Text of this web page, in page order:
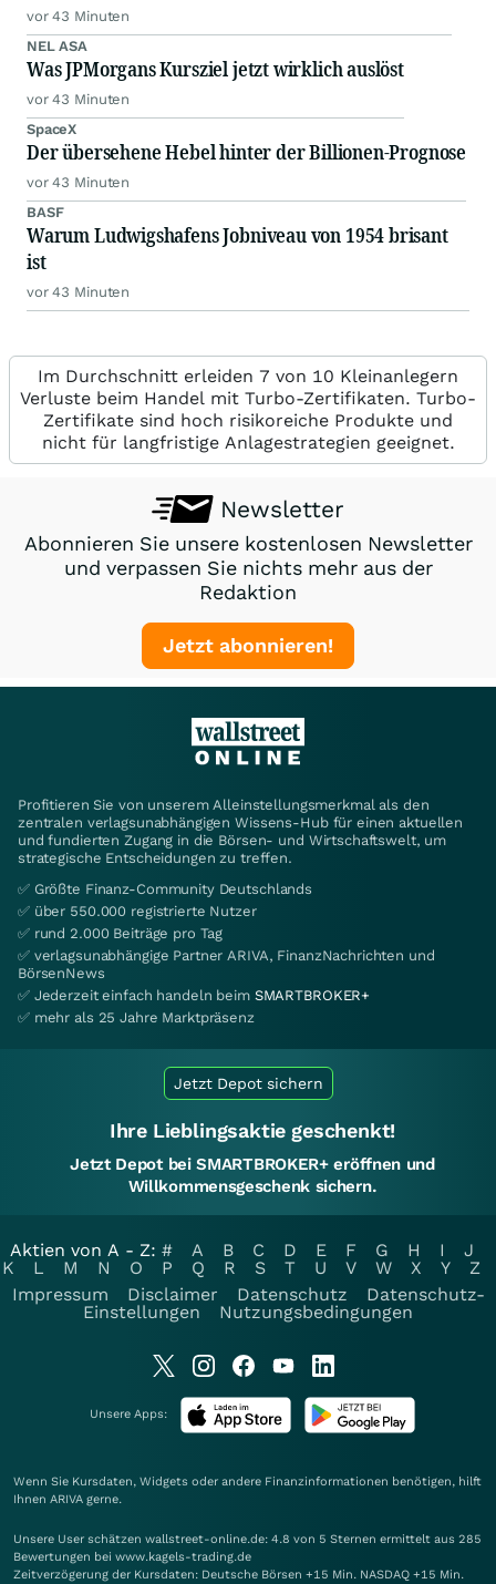
vor 43 Minuten
NEL ASA
Was JPMorgans Kursziel jetzt wirklich auslöst
vor 43 Minuten
SpaceX
Der übersehene Hebel hinter der Billionen-Prognose
vor 43 Minuten
BASF
Warum Ludwigshafens Jobniveau von 1954 brisant
ist
vor 43 Minuten
Im Durchschnitt erleiden 7 von 10 Kleinanlegern
Verluste beim Handel mit Turbo-Zertifikaten. Turbo-
Zertifikate sind hoch risikoreiche Produkte und
nicht für langfristige Anlagestrategien geeignet.
Newsletter
Abonnieren Sie unsere kostenlosen Newsletter
und verpassen Sie nichts mehr aus der
Redaktion
Jetzt abonnieren!
Profitieren Sie von unserem Alleinstellungsmerkmal als den
zentralen verlagsunabhängigen Wissens-Hub für einen aktuellen
und fundierten Zugang in die Börsen- und Wirtschaftswelt, um
strategische Entscheidungen zu treffen.
✅ Größte Finanz-Community Deutschlands
✅ über 550.000 registrierte Nutzer
✅ rund 2.000 Beiträge pro Tag
✅ verlagsunabhängige Partner ARIVA, FinanzNachrichten und
BörsenNews
✅ Jederzeit einfach handeln beim SMARTBROKER+
✅ mehr als 25 Jahre Marktpräsenz
Jetzt Depot sichern
Ihre Lieblingsaktie geschenkt!
Jetzt Depot bei SMARTBROKER+ eröffnen und
Willkommensgeschenk sichern.
Aktien von A - Z: # A B C D E F G H I
J
K
L M N O P Q R S T U V W X Y
Z
Impressum
Disclaimer Datenschutz
Datenschutz-
Einstellungen
Nutzungsbedingungen
Unsere Apps:
Wenn Sie Kursdaten, Widgets oder andere Finanzinformationen benötigen, hilft
Ihnen ARIVA gerne.
Unsere User schätzen wallstreet-online.de: 4.8 von 5 Sternen ermittelt aus 285
Bewertungen bei www.kagels-trading.de
Zeitverzögerung der Kursdaten: Deutsche Börsen +15 Min. NASDAQ +15 Min.